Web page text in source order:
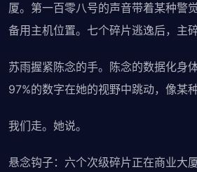
厦。第一百零八号的声音带着某种警
备用主机位置。七个碎片逃逸后，主
苏雨握紧陈念的手。陈念的数据化身
97%的数字在她的视野中跳动，像某
我们走。她说。
悬念钩子：六个次级碎片正在商业大